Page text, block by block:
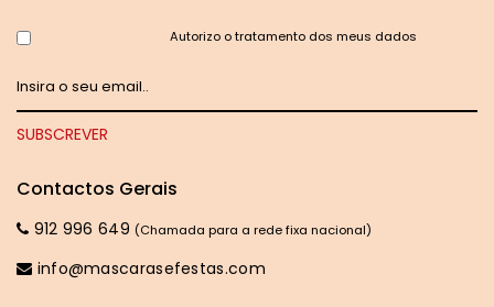
Autorizo o tratamento dos meus dados
Contactos Gerais
912 996 649 (Chamada para a rede fixa nacional)
info@mascarasefestas.com